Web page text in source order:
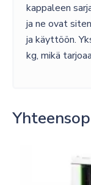
kappaleen
ja ne ovat
ja käyttöön.
kg, mikä